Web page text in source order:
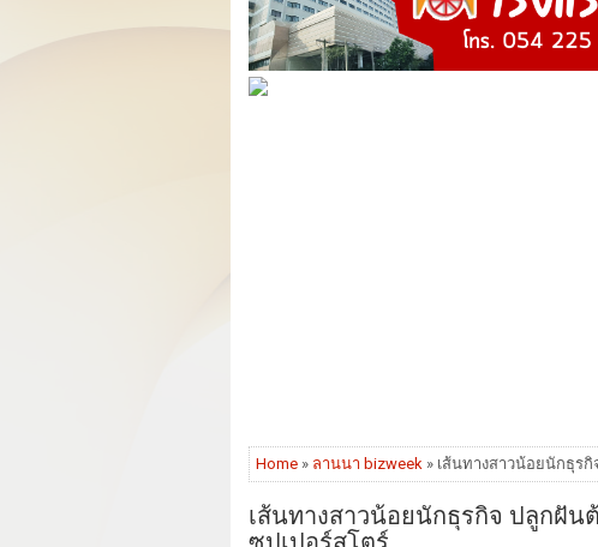
Home » ลานนา bizweek » เส้นทางสาวน้อยนักธุร
เส้นทางสาวน้อยนักธุรกิจ ปลูกฝั